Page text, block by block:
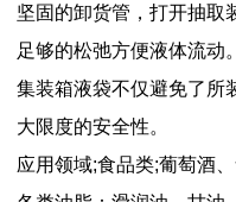
坚固的卸货管，打开抽取
足够的松弛方便液体流动。
集装箱液袋不仅避免了所
大限度的安全性。
应用领域;食品类;葡萄酒